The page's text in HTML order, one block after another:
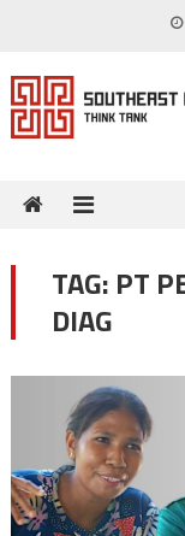
content
TAG: PT
DIAG